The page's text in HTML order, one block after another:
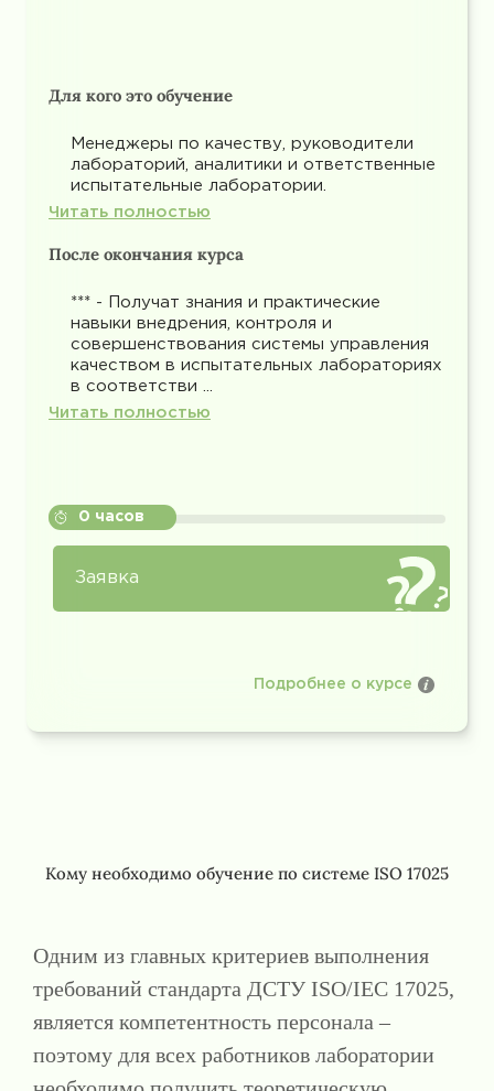
Для кого это обучение
Менеджеры по качеству, руководители
лабораторий, аналитики и ответственные
испытательные лаборатории.
Читать полностью
После окончания курса
*** - Получат знания и практические
навыки внедрения, контроля и
совершенствования системы управления
качеством в испытательных лабораториях
в соответстви ...
Читать полностью
0 часов
Заявка
Подробнее о курсе
Кому необходимо обучение по системе ISO 17025
Одним из главных критериев выполнения
требований стандарта ДСТУ ISO/IEC 17025,
является компетентность персонала –
поэтому для всех работников лаборатории